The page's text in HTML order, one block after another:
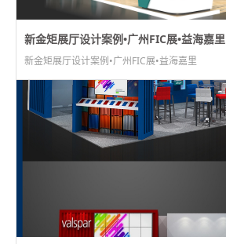
新金矩展厅设计案例•广州FIC展•益海嘉里
新金矩展厅设计案例•广州FIC展•益海嘉里